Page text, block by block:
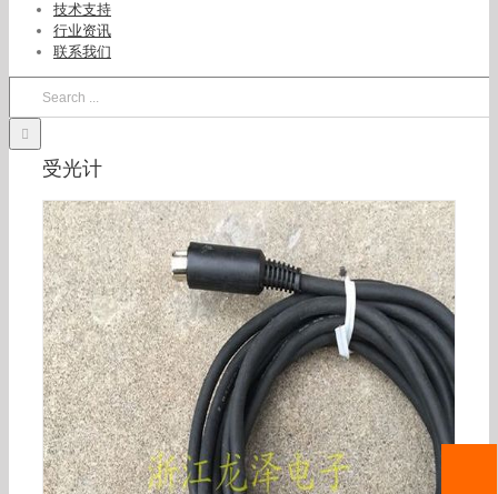
技术支持
行业资讯
联系我们
受光计